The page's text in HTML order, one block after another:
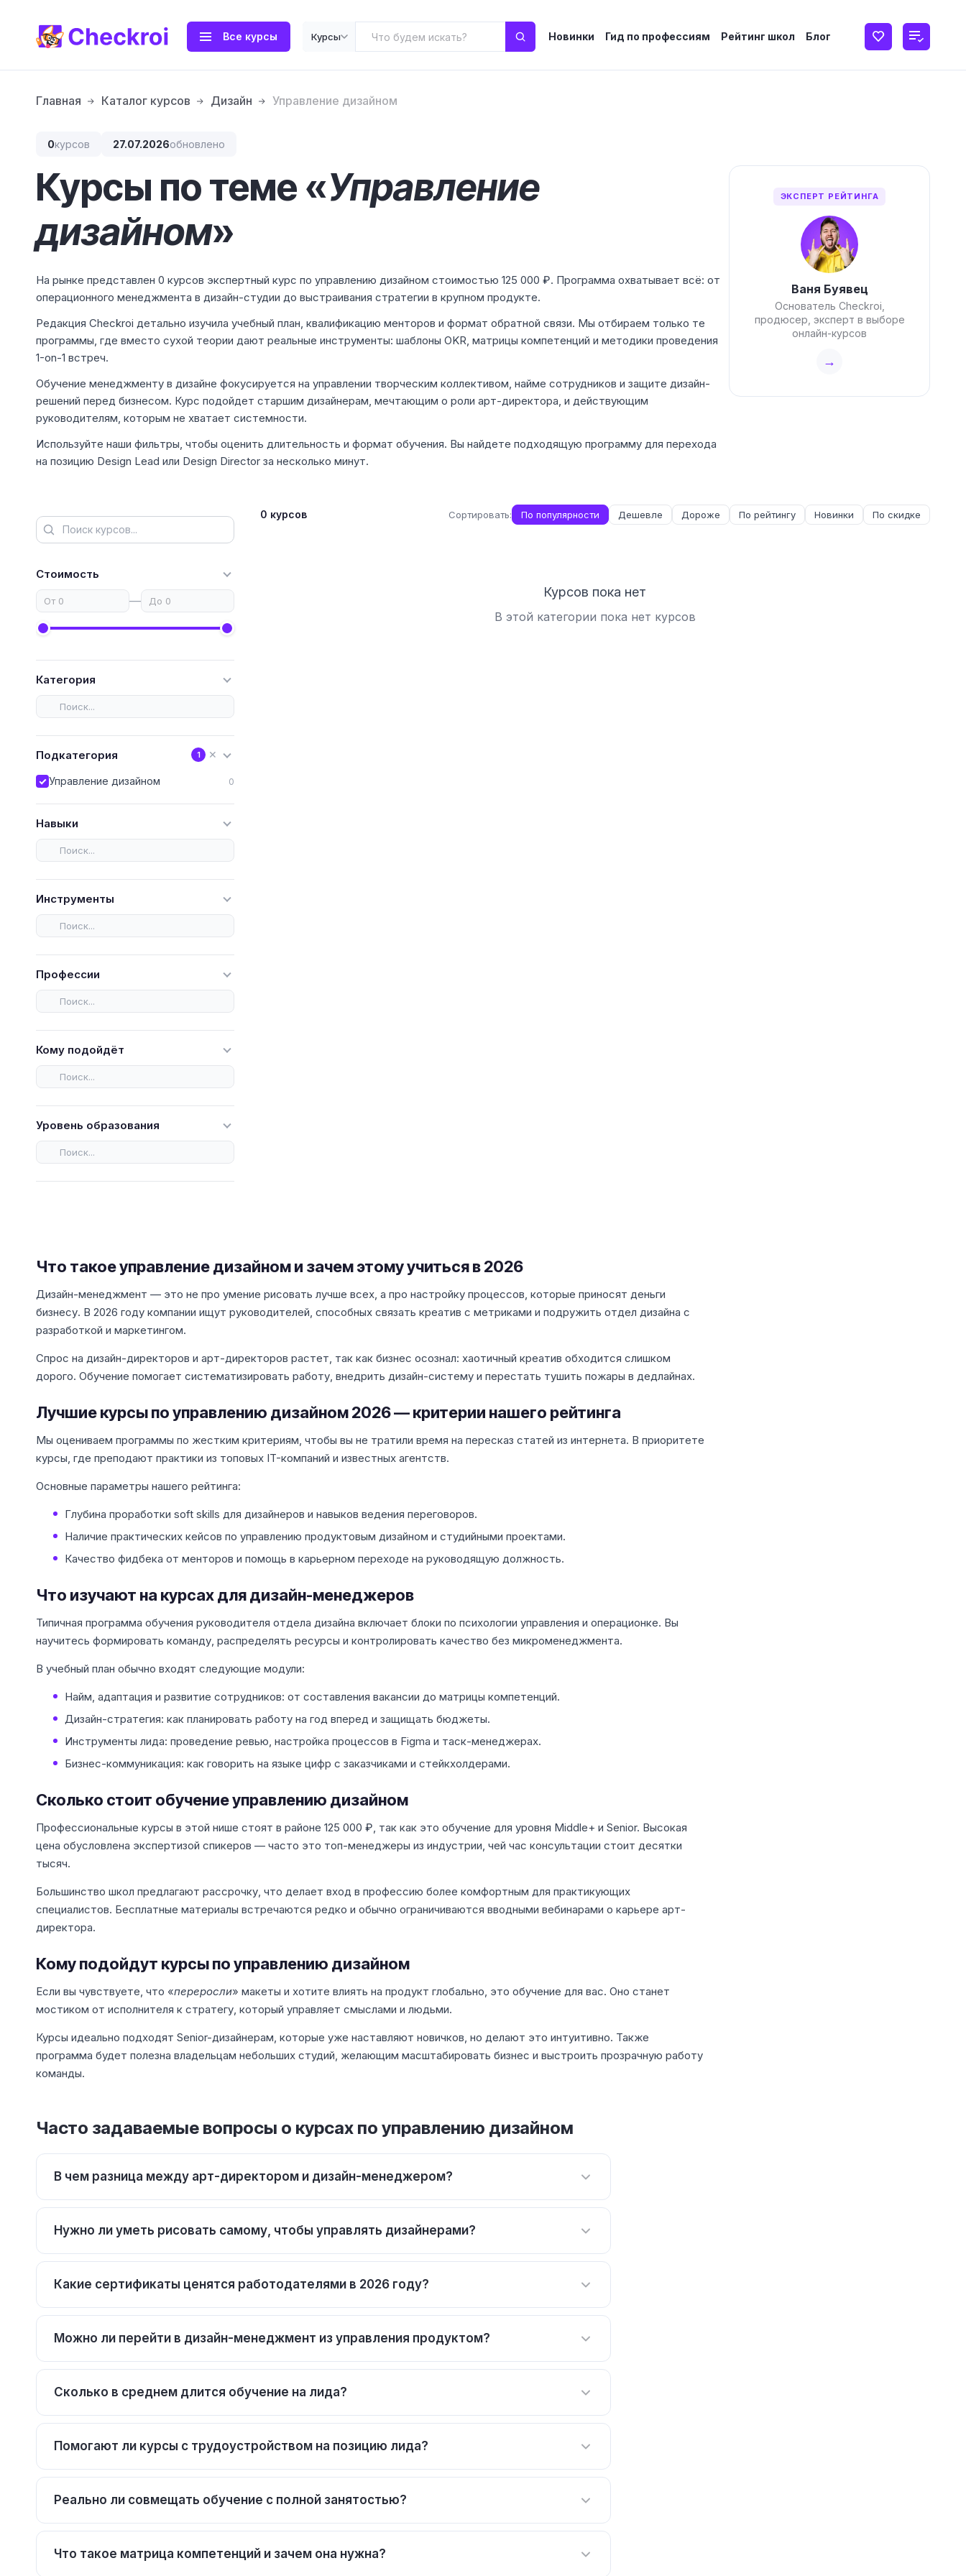
Все курсы Курсы Новинки Гид по профессиям Рейтинг школ Блог
Главная Каталог курсов Дизайн Управление дизайном
0курсов 27.07.2026обновлено
Курсы по теме «Управление
дизайном»
На рынке представлен 0 курсов экспертный курс по управлению дизайном стоимостью 125 000 ₽. Программа охватывает всё: от
операционного менеджмента в дизайн-студии до выстраивания стратегии в крупном продукте.
Редакция Checkroi детально изучила учебный план, квалификацию менторов и формат обратной связи. Мы отбираем только те
программы, где вместо сухой теории дают реальные инструменты: шаблоны OKR, матрицы компетенций и методики проведения
1-on-1 встреч.
Обучение менеджменту в дизайне фокусируется на управлении творческим коллективом, найме сотрудников и защите дизайн-
решений перед бизнесом. Курс подойдет старшим дизайнерам, мечтающим о роли арт-директора, и действующим
руководителям, которым не хватает системности.
Используйте наши фильтры, чтобы оценить длительность и формат обучения. Вы найдете подходящую программу для перехода
на позицию Design Lead или Design Director за несколько минут.
ЭКСПЕРТ РЕЙТИНГА
Ваня Буявец
Основатель Checkroi,
продюсер, эксперт в выборе
онлайн-курсов
→
Стоимость
—
Категория
Подкатегория 1 ✕
Управление дизайном 0
Навыки
Инструменты
Профессии
Кому подойдёт
Уровень образования
0 курсов Сортировать: По популярности Дешевле Дороже По рейтингу Новинки По скидке
Курсов пока нет
В этой категории пока нет курсов
Что такое управление дизайном и зачем этому учиться в 2026
Дизайн-менеджмент — это не про умение рисовать лучше всех, а про настройку процессов, которые приносят деньги
бизнесу. В 2026 году компании ищут руководителей, способных связать креатив с метриками и подружить отдел дизайна с
разработкой и маркетингом.
Спрос на дизайн-директоров и арт-директоров растет, так как бизнес осознал: хаотичный креатив обходится слишком
дорого. Обучение помогает систематизировать работу, внедрить дизайн-систему и перестать тушить пожары в дедлайнах.
Лучшие курсы по управлению дизайном 2026 — критерии нашего рейтинга
Мы оцениваем программы по жестким критериям, чтобы вы не тратили время на пересказ статей из интернета. В приоритете
курсы, где преподают практики из топовых IT-компаний и известных агентств.
Основные параметры нашего рейтинга:
Глубина проработки soft skills для дизайнеров и навыков ведения переговоров.
Наличие практических кейсов по управлению продуктовым дизайном и студийными проектами.
Качество фидбека от менторов и помощь в карьерном переходе на руководящую должность.
Что изучают на курсах для дизайн-менеджеров
Типичная программа обучения руководителя отдела дизайна включает блоки по психологии управления и операционке. Вы
научитесь формировать команду, распределять ресурсы и контролировать качество без микроменеджмента.
В учебный план обычно входят следующие модули:
Найм, адаптация и развитие сотрудников: от составления вакансии до матрицы компетенций.
Дизайн-стратегия: как планировать работу на год вперед и защищать бюджеты.
Инструменты лида: проведение ревью, настройка процессов в Figma и таск-менеджерах.
Бизнес-коммуникация: как говорить на языке цифр с заказчиками и стейкхолдерами.
Сколько стоит обучение управлению дизайном
Профессиональные курсы в этой нише стоят в районе 125 000 ₽, так как это обучение для уровня Middle+ и Senior. Высокая
цена обусловлена экспертизой спикеров — часто это топ-менеджеры из индустрии, чей час консультации стоит десятки
тысяч.
Большинство школ предлагают рассрочку, что делает вход в профессию более комфортным для практикующих
специалистов. Бесплатные материалы встречаются редко и обычно ограничиваются вводными вебинарами о карьере арт-
директора.
Кому подойдут курсы по управлению дизайном
Если вы чувствуете, что «переросли» макеты и хотите влиять на продукт глобально, это обучение для вас. Оно станет
мостиком от исполнителя к стратегу, который управляет смыслами и людьми.
Курсы идеально подходят Senior-дизайнерам, которые уже наставляют новичков, но делают это интуитивно. Также
программа будет полезна владельцам небольших студий, желающим масштабировать бизнес и выстроить прозрачную работу
команды.
Часто задаваемые вопросы о курсах по управлению дизайном
В чем разница между арт-директором и дизайн-менеджером?
Нужно ли уметь рисовать самому, чтобы управлять дизайнерами?
Какие сертификаты ценятся работодателями в 2026 году?
Можно ли перейти в дизайн-менеджмент из управления продуктом?
Сколько в среднем длится обучение на лида?
Помогают ли курсы с трудоустройством на позицию лида?
Реально ли совмещать обучение с полной занятостью?
Что такое матрица компетенций и зачем она нужна?